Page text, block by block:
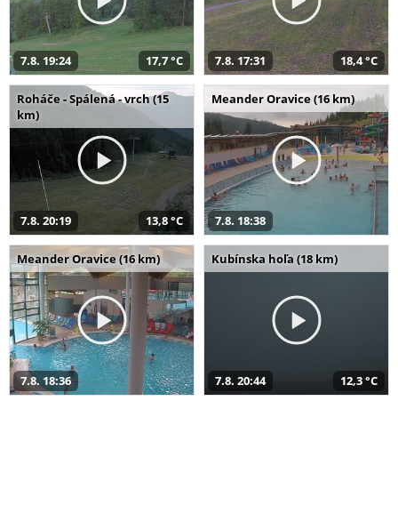
7.8. 19:24 17,7 °C 7.8. 17:31 18,4 °C
Roháče - Spálená - vrch (15
km)
7.8. 20:19 13,8 °C
Meander Oravice (16 km)
7.8. 18:38
Meander Oravice (16 km)
7.8. 18:36
Kubínska hoľa (18 km)
7.8. 20:44 12,3 °C